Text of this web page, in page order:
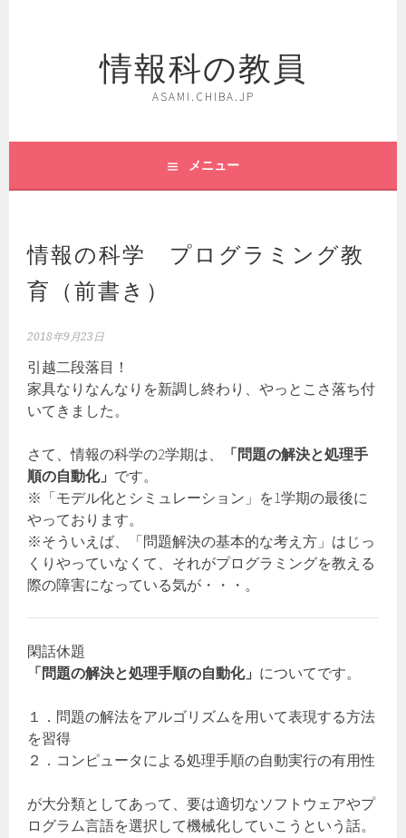
ス
ッ
情報科の教員
ASAMI.CHIBA.JP
メニュー
情報の科学 プログラミング教
育（前書き）
2018年9月23日
引越二段落目！
家具なりなんなりを新調し終わり、やっとこさ落ち付
いてきました。
さて、情報の科学の2学期は、
「問題の解決と処理手
順の自動化」 です。
※「モデル化とシミュレーション」を1学期の最後に
やっております。
※そういえば、「問題解決の基本的な考え方」はじっ
くりやっていなくて、それがプログラミングを教える
際の障害になっている気が・・・。
閑話休題
「問題の解決と処理手順の自動化」 についてです。
１．問題の解法をアルゴリズムを用いて表現する方法
を習得
２．コンピュータによる処理手順の自動実行の有用性
が大分類としてあって、要は適切なソフトウェアやプ
ログラム言語を選択して機械化していこうという話。